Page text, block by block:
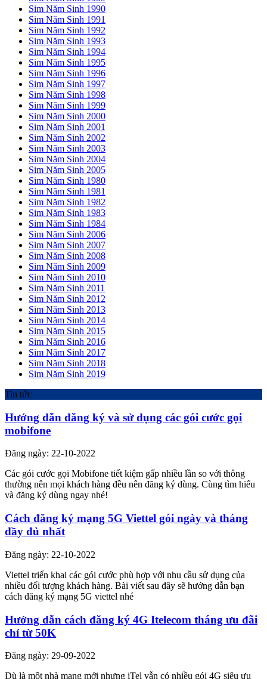
Sim Năm Sinh 1990
Sim Năm Sinh 1991
Sim Năm Sinh 1992
Sim Năm Sinh 1993
Sim Năm Sinh 1994
Sim Năm Sinh 1995
Sim Năm Sinh 1996
Sim Năm Sinh 1997
Sim Năm Sinh 1998
Sim Năm Sinh 1999
Sim Năm Sinh 2000
Sim Năm Sinh 2001
Sim Năm Sinh 2002
Sim Năm Sinh 2003
Sim Năm Sinh 2004
Sim Năm Sinh 2005
Sim Năm Sinh 1980
Sim Năm Sinh 1981
Sim Năm Sinh 1982
Sim Năm Sinh 1983
Sim Năm Sinh 1984
Sim Năm Sinh 2006
Sim Năm Sinh 2007
Sim Năm Sinh 2008
Sim Năm Sinh 2009
Sim Năm Sinh 2010
Sim Năm Sinh 2011
Sim Năm Sinh 2012
Sim Năm Sinh 2013
Sim Năm Sinh 2014
Sim Năm Sinh 2015
Sim Năm Sinh 2016
Sim Năm Sinh 2017
Sim Năm Sinh 2018
Sim Năm Sinh 2019
Tin tức
Hướng dẫn đăng ký và sử dụng các gói cước gọi
mobifone
Đăng ngày: 22-10-2022
Các gói cước gọi Mobifone tiết kiệm gấp nhiều lần so với thông
thường nên mọi khách hàng đều nên đăng ký dùng. Cùng tìm hiểu
và đăng ký dùng ngay nhé!
Cách đăng ký mạng 5G Viettel gói ngày và tháng
đầy đủ nhất
Đăng ngày: 22-10-2022
Viettel triển khai các gói cước phù hợp với nhu cầu sử dụng của
nhiều đối tượng khách hàng. Bài viết sau đây sẽ hướng dẫn bạn
cách đăng ký mạng 5G viettel nhé
Hướng dẫn cách đăng ký 4G Itelecom tháng ưu đãi
chỉ từ 50K
Đăng ngày: 29-09-2022
Dù là một nhà mạng mới nhưng iTel vẫn có nhiều gói 4G siêu ưu